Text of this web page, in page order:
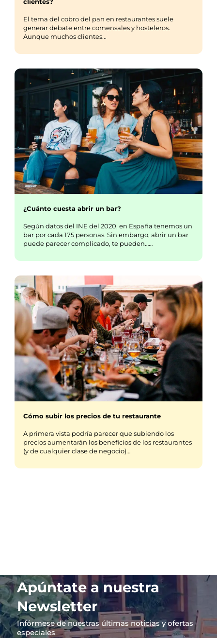
El tema del cobro del pan en restaurantes suele
generar debate entre comensales y hosteleros.
Aunque muchos clientes...
¿Cuánto cuesta abrir un bar?
Según datos del INE del 2020, en España tenemos un
bar por cada 175 personas. Sin embargo, abrir un bar
puede parecer complicado, te pueden……
Cómo subir los precios de tu restaurante
A primera vista podría parecer que subiendo los
precios aumentarán los beneficios de los restaurantes
(y de cualquier clase de negocio)…
Apúntate a nuestra
Newsletter
Infórmese de nuestras últimas noticias y ofertas
especiales